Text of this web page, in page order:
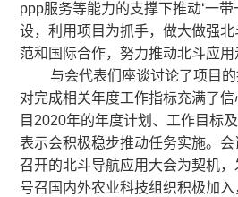
ppp服务等能力的支撑下推动‘一
设，利用项目为抓手，做大做强
范和国际合作，努力推动北斗应用
与会代表们座谈讨论了项目的
对完成相关年度工作指标充满了
目2020年的年度计划、工作目标
表示会积极稳步推动任务实施。
召开的北斗导航应用大会为契机，
号召国内外农业科技组织积极加